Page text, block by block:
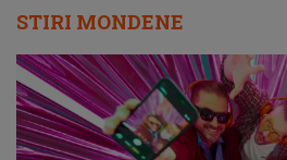
STIRI MONDENE